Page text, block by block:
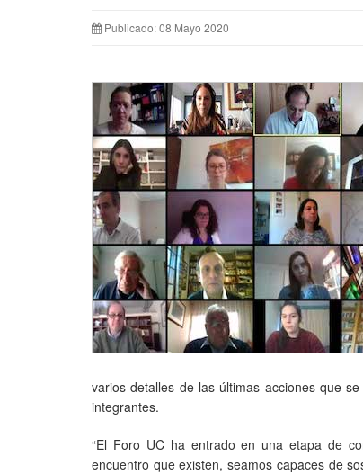
Publicado: 08 Mayo 2020
varios detalles de las últimas acciones que
integrantes.
“El Foro UC ha entrado en una etapa de
encuentro que existen, seamos capaces de